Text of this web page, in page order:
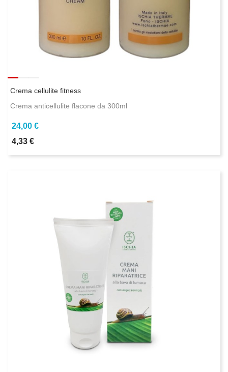
Crema cellulite fitness
Crema anticellulite flacone da 300ml
24,00 €
4,33 €